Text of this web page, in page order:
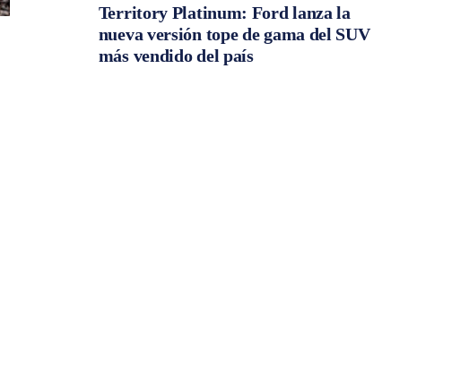
Territory Platinum: Ford lanza la
nueva versión tope de gama del SUV
más vendido del país